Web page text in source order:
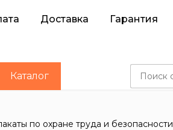
Доставка Гарантия
Каталог
по охране труда и безопасности